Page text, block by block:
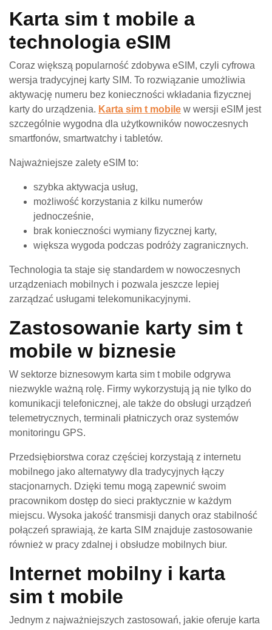
Karta sim t mobile a
technologia eSIM
Coraz większą popularność zdobywa eSIM, czyli cyfrowa
wersja tradycyjnej karty SIM. To rozwiązanie umożliwia
aktywację numeru bez konieczności wkładania fizycznej
karty do urządzenia. Karta sim t mobile w wersji eSIM jest
szczególnie wygodna dla użytkowników nowoczesnych
smartfonów, smartwatchy i tabletów.
Najważniejsze zalety eSIM to:
szybka aktywacja usług,
możliwość korzystania z kilku numerów
jednocześnie,
brak konieczności wymiany fizycznej karty,
większa wygoda podczas podróży zagranicznych.
Technologia ta staje się standardem w nowoczesnych
urządzeniach mobilnych i pozwala jeszcze lepiej
zarządzać usługami telekomunikacyjnymi.
Zastosowanie karty sim t
mobile w biznesie
W sektorze biznesowym karta sim t mobile odgrywa
niezwykle ważną rolę. Firmy wykorzystują ją nie tylko do
komunikacji telefonicznej, ale także do obsługi urządzeń
telemetrycznych, terminali płatniczych oraz systemów
monitoringu GPS.
Przedsiębiorstwa coraz częściej korzystają z internetu
mobilnego jako alternatywy dla tradycyjnych łączy
stacjonarnych. Dzięki temu mogą zapewnić swoim
pracownikom dostęp do sieci praktycznie w każdym
miejscu. Wysoka jakość transmisji danych oraz stabilność
połączeń sprawiają, że karta SIM znajduje zastosowanie
również w pracy zdalnej i obsłudze mobilnych biur.
Internet mobilny i karta
sim t mobile
Jednym z najważniejszych zastosowań, jakie oferuje karta